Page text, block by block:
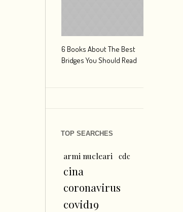
6 Books About The Best
Bridges You Should Read
TOP SEARCHES
armi nucleari cdc
cina
coronavirus
covid19